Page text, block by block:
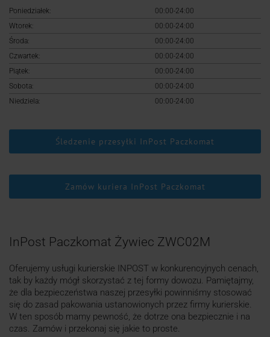
Poniedziałek:
00:00-24:00
Wtorek:
00:00-24:00
Środa:
00:00-24:00
Czwartek:
00:00-24:00
Piątek:
00:00-24:00
Sobota:
00:00-24:00
Niedziela:
00:00-24:00
Śledzenie przesyłki InPost Paczkomat
Zamów kuriera InPost Paczkomat
InPost Paczkomat Żywiec ZWC02M
Oferujemy usługi kurierskie INPOST w konkurencyjnych cenach,
tak by każdy mógł skorzystać z tej formy dowozu. Pamiętajmy,
że dla bezpieczeństwa naszej przesyłki powinniśmy stosować
się do zasad pakowania ustanowionych przez firmy kurierskie.
W ten sposób mamy pewność, że dotrze ona bezpiecznie i na
czas. Zamów i przekonaj się jakie to proste.